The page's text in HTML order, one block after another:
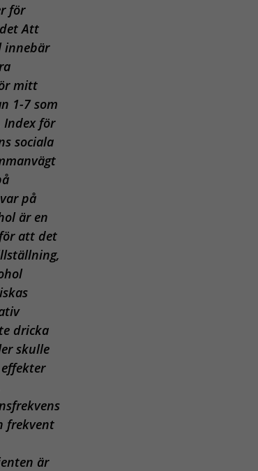
för
Att
innebär
mitt
1-7 som
Index för
sociala
på
är en
att det
dricka
skulle
frekvent
är